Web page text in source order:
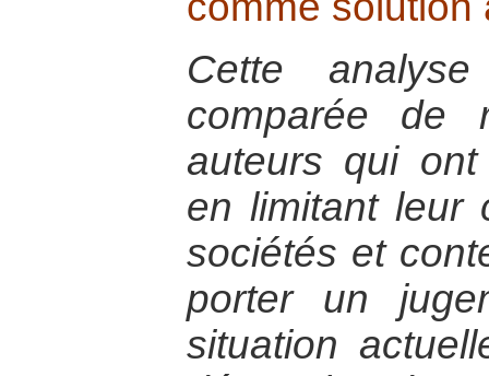
Cette
comparée de
auteurs qui
en limitant leur
sociétés et
porter un
situation